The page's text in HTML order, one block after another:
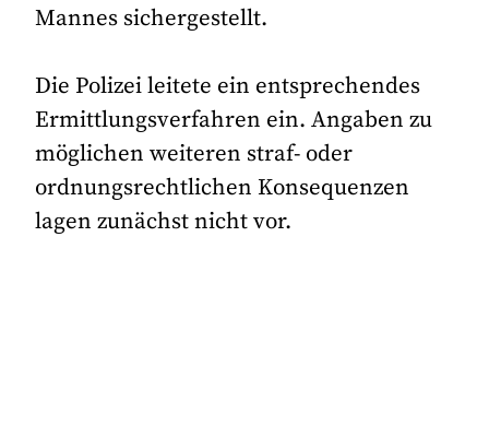
Mannes sichergestellt.
Die Polizei leitete ein entsprechendes
Ermittlungsverfahren ein. Angaben zu
möglichen weiteren straf- oder
ordnungsrechtlichen Konsequenzen
lagen zunächst nicht vor.